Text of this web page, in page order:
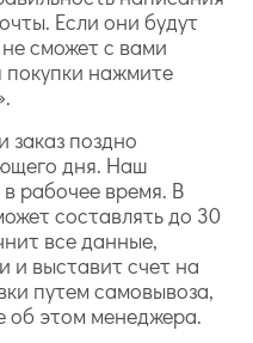
Если они будут
сможет с вами
покупки нажмите
заказ поздно
дня. Наш
рабочее время. В
составлять до 30
все данные,
и выставит счет на
путем самовывоза,
об этом менеджера.